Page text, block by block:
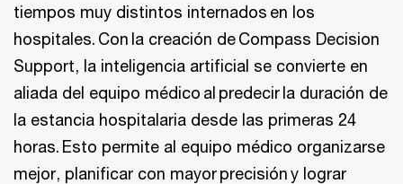
tiempos muy distintos internados en los
hospitales. Con la creación de Compass Decision
Support, la inteligencia artificial se convierte en
aliada del equipo médico al predecir la duración de
la estancia hospitalaria desde las primeras 24
horas. Esto permite al equipo médico organizarse
mejor, planificar con mayor precisión y lograr